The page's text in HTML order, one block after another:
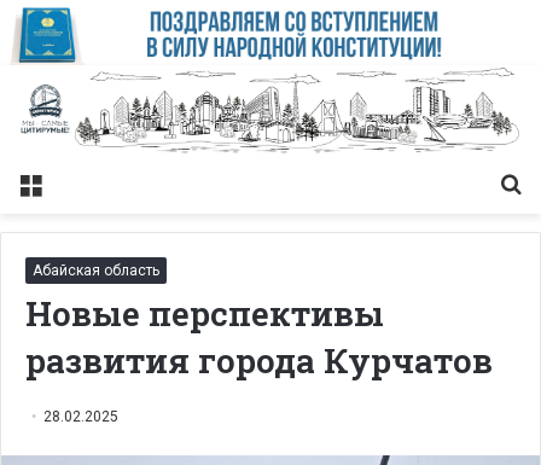
Меню
Абайская область
Новые перспективы
развития города Курчатов
28.02.2025